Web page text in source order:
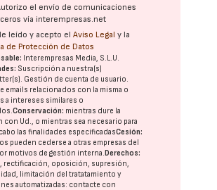
el envío de comunicaciones
vía interempresas.net
leído y acepto elAviso Legal y la
de Protección de Datos
Interempresas Media, S.L.U.
Suscripción a nuestra(s)
Gestión de cuenta de usuario.
emails relacionados con la misma o
a intereses similares o
Conservación: mientras dure la
con Ud., o mientras sea necesario para
las finalidades especificadasCesión:
pueden cederse a otras empresas del
motivos de gestión interna.Derechos:
rectificación, oposición, supresión,
limitación del tratatamiento y
automatizadas: contacte con